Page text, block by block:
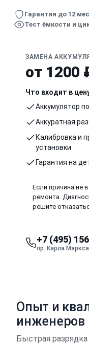
Гарантия до 12
Тест ёмкости и
ЗАМЕНА
от 1200
Что входит в
Аккумулятор
Аккуратная
Калибровка и
установки
Гарантия на
Если причина не
ремонта.
решите
+7 (495)
пр. Карла
Опыт и
инженеров
Быстрая